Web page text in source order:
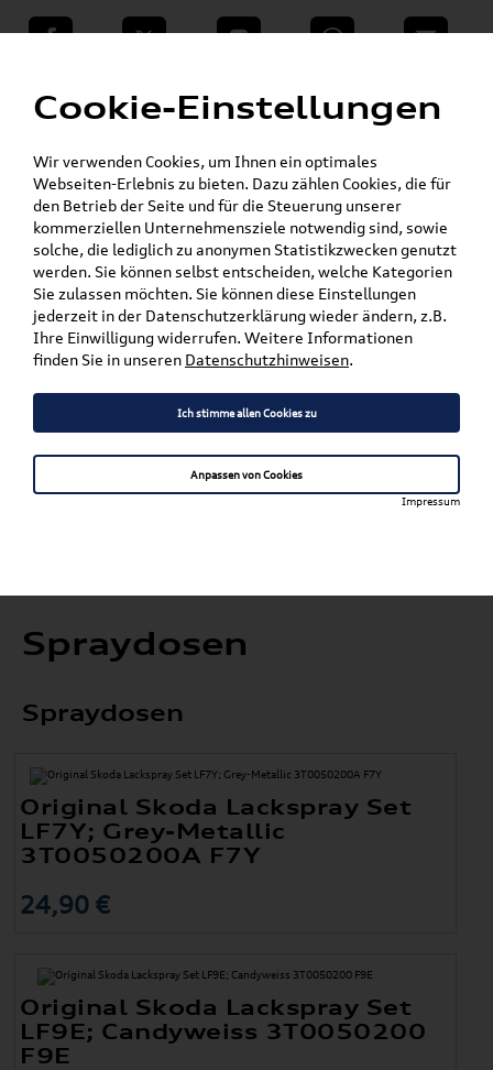
teilen Twitter Instagram WhatsApp E-Mail
VW Shop - VW Originalteile und Zubehör »
»
» Spraydosen
Mein Kundenkonto Warenkorb
Artikel für ihr Modell
Marke wählen
Karosserieform wählen
Spraydosen
Spraydosen
Original Skoda Lackspray Set
LF7Y; Grey-Metallic
3T0050200A F7Y
24,90 €
Original Skoda Lackspray Set
LF9E; Candyweiss 3T0050200
F9E
Cookie-Einstellungen
Wir verwenden Cookies, um Ihnen ein optimales
Webseiten-Erlebnis zu bieten. Dazu zählen Cookies, die für
den Betrieb der Seite und für die Steuerung unserer
kommerziellen Unternehmensziele notwendig sind, sowie
solche, die lediglich zu anonymen Statistikzwecken genutzt
werden. Sie können selbst entscheiden, welche Kategorien
Sie zulassen möchten. Sie können diese Einstellungen
jederzeit in der Datenschutzerklärung wieder ändern, z.B.
Ihre Einwilligung widerrufen. Weitere Informationen
finden Sie in unseren Datenschutzhinweisen.
Ich stimme allen Cookies zu
Anpassen von Cookies
Impressum